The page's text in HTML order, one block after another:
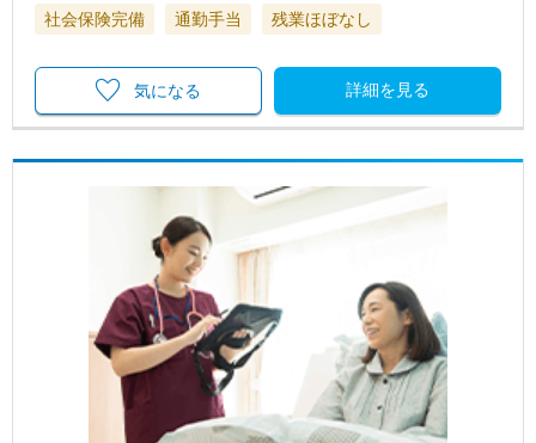
社会保険完備 通勤手当 残業ほぼなし
詳細を見る
気になる